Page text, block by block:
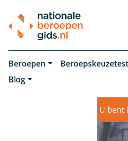
Beroepen Beroepskeuzetest
Blog
U bent